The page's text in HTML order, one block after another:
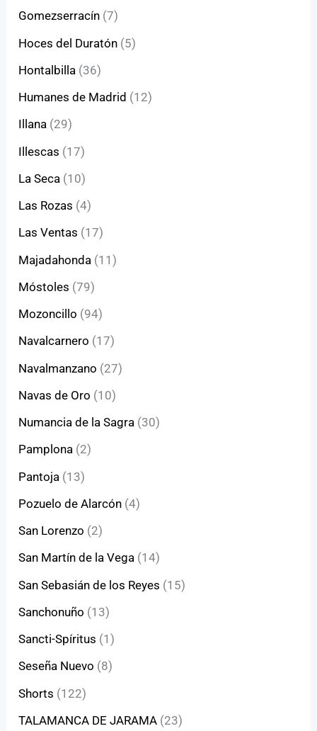
Gomezserracín (7)
Hoces del Duratón (5)
Hontalbilla (36)
Humanes de Madrid (12)
Illana (29)
Illescas (17)
La Seca (10)
Las Rozas (4)
Las Ventas (17)
Majadahonda (11)
Móstoles (79)
Mozoncillo (94)
Navalcarnero (17)
Navalmanzano (27)
Navas de Oro (10)
Numancia de la Sagra (30)
Pamplona (2)
Pantoja (13)
Pozuelo de Alarcón (4)
San Lorenzo (2)
San Martín de la Vega (14)
San Sebasián de los Reyes (15)
Sanchonuño (13)
Sancti-Spíritus (1)
Seseña Nuevo (8)
Shorts (122)
TALAMANCA DE JARAMA (23)